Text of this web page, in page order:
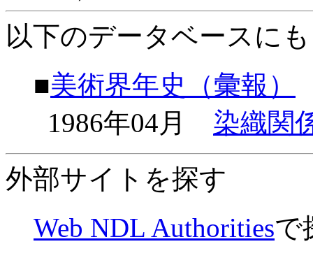
以下のデータベースに
■美術界年史（彙報）
1986年04月 染織関
外部サイトを探す
Web NDL Authoritiesで